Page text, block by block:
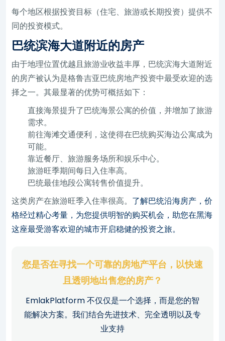
每个地区根据投资目标（住宅、旅游或长期投资）提供不
同的投资模式。
巴统滨海大道附近的房产
由于地理位置优越且旅游业收益丰厚，巴统滨海大道附近
的房产被认为是格鲁吉亚巴统房地产投资中最受欢迎的选
择之一。其最显著的优势可概括如下：
直接海景提升了巴统海景公寓的价值，并增加了旅游
需求。
前往海滩交通便利，这使得在巴统购买海边公寓成为
可能。
靠近餐厅、旅游服务场所和娱乐中心。
旅游旺季期间每日入住率高。
巴统最佳地段公寓转售价值提升。
这类房产在旅游旺季入住率很高。 了解巴统沿海房产，价
格经过精心考量，为您提供明智的购买机会，助您在黑海
这座最受游客欢迎的城市开启稳健的投资之旅。
您是否在寻找一个可靠的房地产平台，以快速
且透明地出售您的房产？
EmlakPlatform 不仅仅是一个选择，而是您的智
能解决方案。我们结合先进技术、完全透明以及专
业支持